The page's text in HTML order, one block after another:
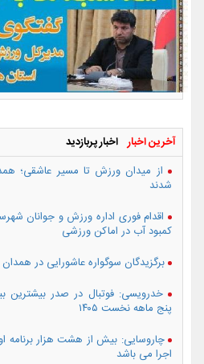
آخرین اخبار اخبار پربازدید
از میدان ورزش تا مسیر عاشقی؛
شدند
اقدام فوری اداره ورزش و جوانان
کمبود آب در اماکن ورزشی
برگزیدگان سوگواره عاشورایی در
خدرویسی: فوتبال در صدر بیشترین
پنج ماهه نخست ۱۴۰۵
چاروسایی: بیش از هشت هزار برنامه
اجرا می باشد